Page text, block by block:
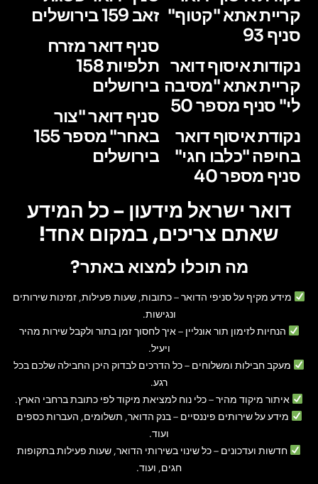
קריית אתא "קטוף"
סניף 93
נקודות איסוף דואר
קריית אתא "מסיבה
לי" סניף מספר 50
נקודת איסוף דואר
בחיפה "כלבו חגי"
סניף מספר 40
זאב 159 בירושלים
סניף דואר מזרח
תלפיות 158
בירושלים
סניף דואר "צור
באחר" מספר 155
בירושלים
דואר ישראל מידעון – כל המידע
שאתם צריכים, במקום אחד!
מה תוכלו למצוא באתר?
מידע מקיף על סניפי הדואר– כתובות, שעות פעילות, זמינות שירותים
ונגישות.
הנחיות לזימון תור אונליין – איך לחסוך זמן בתור ולקבל שירות מהיר
ויעיל.
מעקב חבילות ומשלוחים – כל הדרכים לבדוק היכן החבילה שלכם בכל
רגע.
איתור מיקוד מהיר– כלי נוח למציאת מיקוד לפי כתובת ברחבי הארץ.
מידע על שירותים פיננסיים – בנק הדואר, תשלומים, העברות כספים
ועוד.
חדשות ועדכונים – כל שינוי בשירותי הדואר, שעות פעילות בתקופות
חגים, ועוד.